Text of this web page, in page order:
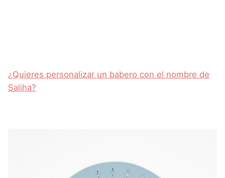
¿Quieres personalizar un babero con el nombre de
Saliha?